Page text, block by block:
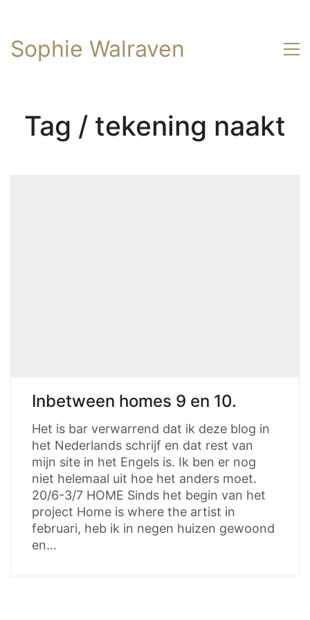
Sophie Walraven
Tag / tekening naakt
Inbetween homes 9 en 10.
Het is bar verwarrend dat ik deze blog in
het Nederlands schrijf en dat rest van
mijn site in het Engels is. Ik ben er nog
niet helemaal uit hoe het anders moet.
20/6-3/7 HOME Sinds het begin van het
project Home is where the artist in
februari, heb ik in negen huizen gewoond
en…